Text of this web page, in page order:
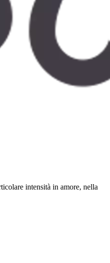
intensità in amore, nella